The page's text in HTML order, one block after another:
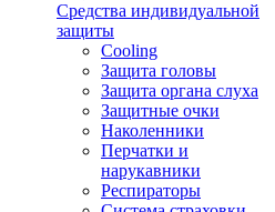
Средства индивидуальной
защиты
Cooling
Защита головы
Защита органа слуха
Защитные очки
Наколенники
Перчатки и
нарукавники
Респираторы